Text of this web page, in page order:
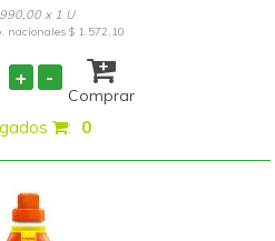
x 1 U
nacionales$ 1.572,10
+ -
Comprar
: 0